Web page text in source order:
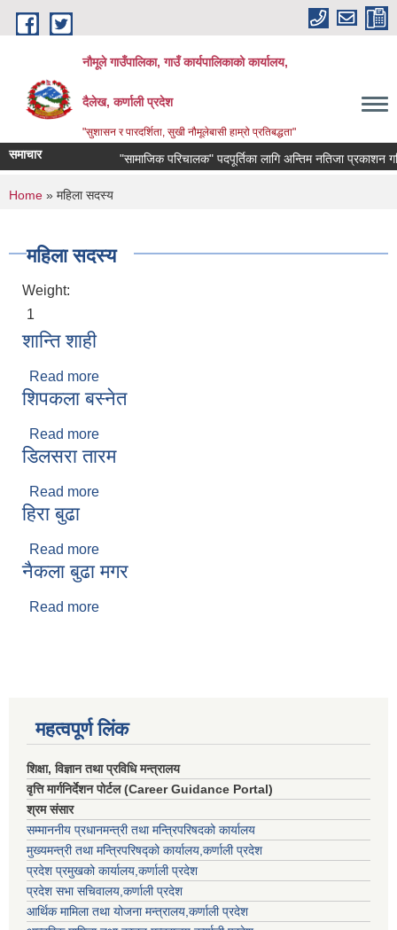
Skip to main content
नौमूले गाउँपालिका, गाउँ कार्यपालिकाको कार्यालय,
दैलेख, कर्णाली प्रदेश
"सुशासन र पारदर्शिता, सुखी नौमूलेबासी हाम्रो प्रतिबद्धता"
समाचार "सामाजिक परिचालक" पदपूर्तिका लागि अन्तिम नतिजा प्रकाशन
You are here
Home » महिला सदस्य
महिला सदस्य
Weight:
1
शान्ति शाही
Read more
शिपकला बस्नेत
Read more
डिलसरा तारम
Read more
हिरा बुढा
Read more
नैकला बुढा मगर
Read more
महत्वपूर्ण लिंक
शिक्षा, विज्ञान तथा प्रविधि मन्त्रालय
वृत्ति मार्गनिर्देशन पोर्टल (Career Guidance Portal)
श्रम संसार
सम्माननीय प्रधानमन्त्री तथा मन्त्रिपरिषद‌को कार्यालय
मुख्यमन्त्री तथा मन्त्रिपरिषद्को कार्यालय,कर्णाली प्रदेश
प्रदेश प्रमुखको कार्यालय,कर्णाली प्रदेश
प्रदेश सभा सचिवालय,कर्णाली प्रदेश
आर्थिक मामिला तथा योजना मन्त्रालय,कर्णाली प्रदेश